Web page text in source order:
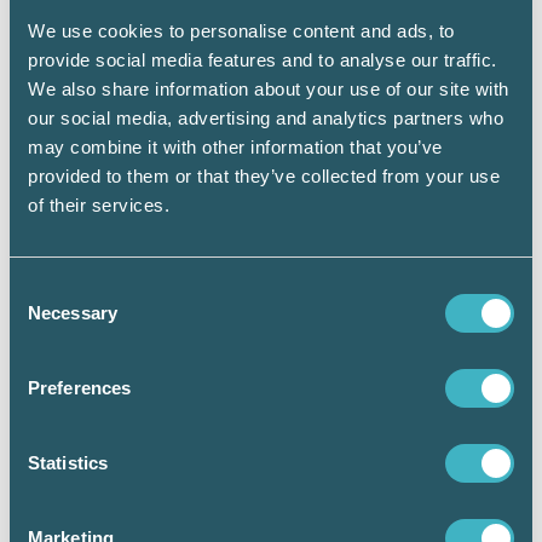
We use cookies to personalise content and ads, to
provide social media features and to analyse our traffic.
We also share information about your use of our site with
our social media, advertising and analytics partners who
may combine it with other information that you’ve
provided to them or that they’ve collected from your use
of their services.
Selection
Necessary
Preferences
Statistics
Marketing
beskattning eller inte. Underlaget för
skattereduktionen kan man förenklat säga är
anskaffningsutgiften för inköpet eller
tillverkningen av tillgången. Om företaget har
ett outnyttjat underlag vid beskattningen för
beskattningsår 2022 kan det utnyttjas vid
beskattningen nästkommande år dvs. för
beskattningsåret 2023. Företaget kommer då
företag med brutna räkenskapsår gäller andra
tidpunkter.
Tidpunkt för när deklarationen ska vara
Inkomstdeklaration 2 för aktiebolag som har
bokslut september-december 2022 ska snart
ska vara inlämnade den 1 augusti. Skatteverket